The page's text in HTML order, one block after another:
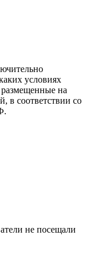
условиях
на
в соответствии со
не посещали